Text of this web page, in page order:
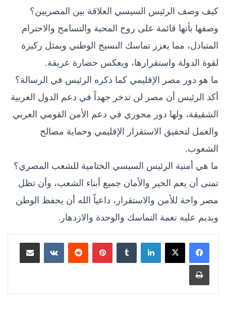
كيف وصف الرئيس السيسي العلاقة بين المصريين؟
وصفها بأنها قائمة على روح المحبة والتسامح والاحترام
المتبادل، مما يعزز تماسك النسيج الوطني ويمثل ركيزة
لقوة الدولة واستقرارها، ويعكس حضارة عريقة.
ما هو دور مصر الإقليمي كما ذكره الرئيس في الرسالة؟
أكد الرئيس أن مصر لن تدخر جهداً في دعم الدول العربية
الشقيقة، ولها دور محوري في دعم الأمن القومي العربي
والعمل لتحقيق الاستقرار الإقليمي وحماية مصالح
الشعوب.
ما هي أمنية الرئيس السيسي الختامية للشعب المصري؟
تمنى أن يعم الخير والأمان جميع أبناء الشعب، وأن تظل
مصر واحة للأمن والاستقرار، داعياً الله أن يحفظ الوطن
ويديم عليه نعمة التماسك والوحدة والازدهار.
لينكدإن بينتيريست مشاركة عبر البريد
طباعة